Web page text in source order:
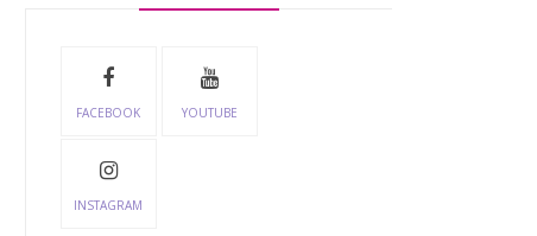
FACEBOOK YOUTUBE
INSTAGRAM